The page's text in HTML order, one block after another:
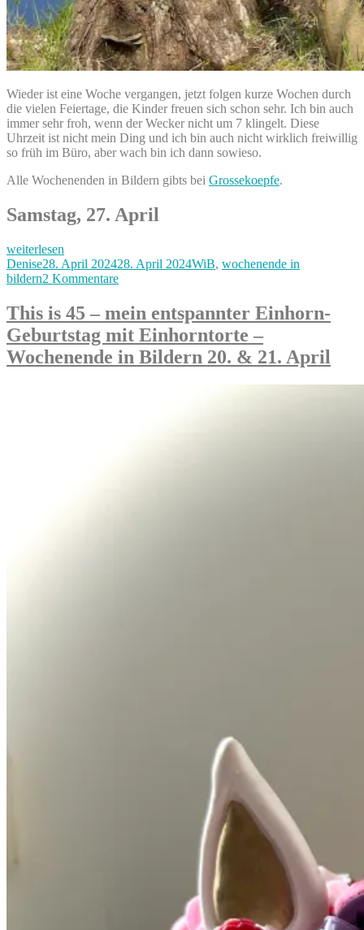
Wieder ist eine Woche vergangen, jetzt folgen kurze Wochen durch
die vielen Feiertage, die Kinder freuen sich schon sehr. Ich bin auch
immer sehr froh, wenn der Wecker nicht um 7 klingelt. Diese
Uhrzeit ist nicht mein Ding und ich bin auch nicht wirklich freiwillig
so früh im Büro, aber wach bin ich dann sowieso.
Alle Wochenenden in Bildern gibts bei Grossekoepfe.
Samstag, 27. April
„Apriliges
Frühlingswochenende
mit
&
Lieblingsessen
–
unser
Wochenende
weiterlesen
Autor
DeniseVeröffentlicht
am
28. April 202428. April 2024Kategorien
WiB, wochenende in
bildern2 Kommentarezu
Frühlingswochenende
mit
Grillen
&
Lieblingsessen
This is 45 – mein entspannter Einhorn-
Geburtstag mit Einhorntorte –
Wochenende in Bildern 20. & 21. April